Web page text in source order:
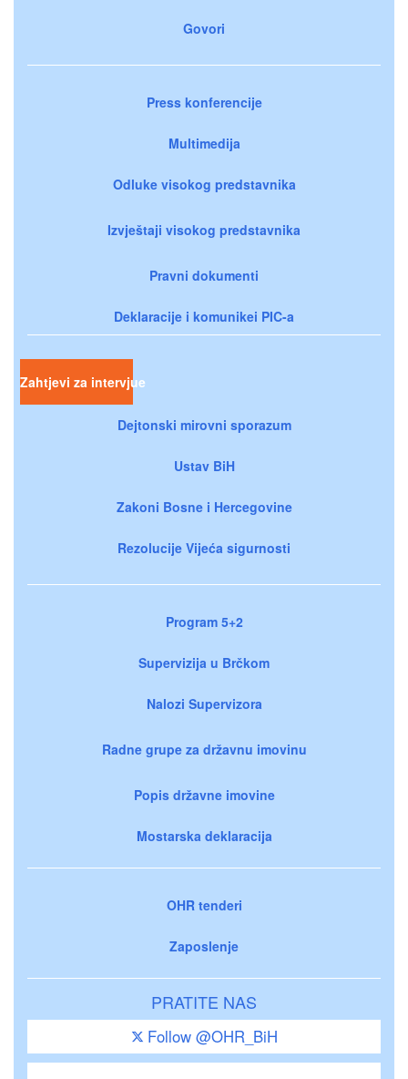
Govori
Press konferencije
Multimedija
Odluke visokog predstavnika
Izvještaji visokog predstavnika
Pravni dokumenti
Deklaracije i komunikei PIC-a
Zahtjevi za intervjue
Dejtonski mirovni sporazum
Ustav BiH
Zakoni Bosne i Hercegovine
Rezolucije Vijeća sigurnosti
Program 5+2
Supervizija u Brčkom
Nalozi Supervizora
Radne grupe za državnu imovinu
Popis državne imovine
Mostarska deklaracija
OHR tenderi
Zaposlenje
PRATITE NAS
Follow @OHR_BiH